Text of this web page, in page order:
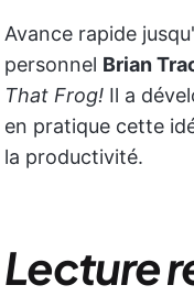
Avance rapide
personnel Brian
That Frog! Il a
en pratique cette
la productivité.
Lecture